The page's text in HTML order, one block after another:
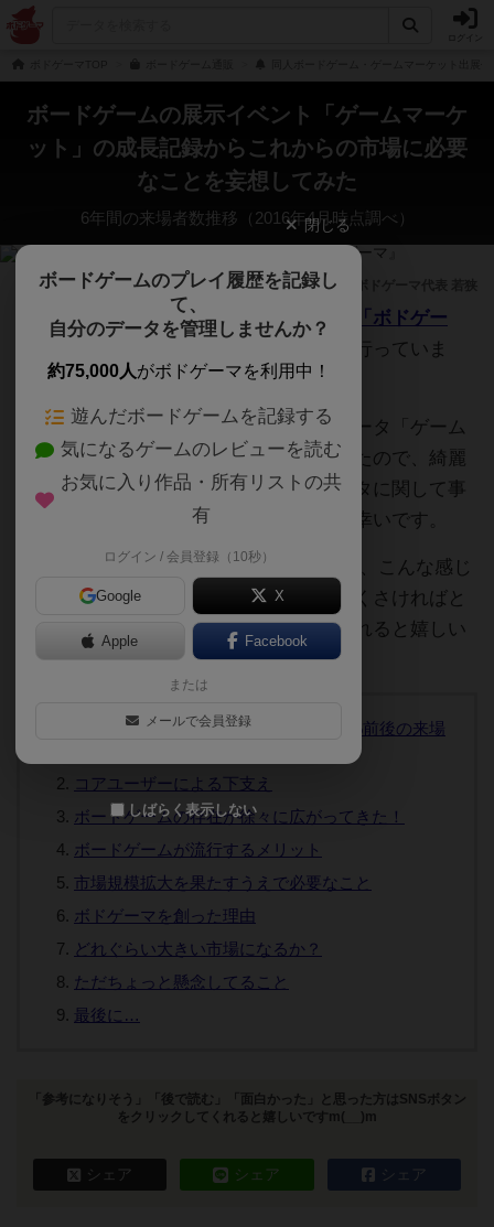
ボードゲームの展示イベント「ゲームマーケ
ット」の成長記録からこれからの市場に必要
なことを妄想してみた
6年間の来場者数推移（2016年4月時点調べ）
2016年4月13日
こんにちわ、
ボードゲームの情報サイト「ボドゲー
の管理人です。訳あって色々調査を行っていま
す。
その流れで飛躍的な成長を遂げているデータ「ゲーム
マーケット来場者数の推移」がまとまったので、綺麗
なグラフに描き起こしてみました。データに関して事
実と異なる部分があればご指摘頂けると幸いです。
今後も有益な情報/有用なまとめがあれば、こんな感じ
で発信していきます。（読むのがめんどくさければと
りあえず画像見てSNSボタンぽちってくれると嬉しい
です…！）
すごい伸び率！各会場は昨対比で130%前後の来場
コアユーザーによる下支え
ボードゲームの存在が徐々に広がってきた！
ボードゲームが流行するメリット
市場規模拡大を果たすうえで必要なこと
ボドゲーマを創った理由
どれぐらい大きい市場になるか？
ただちょっと懸念してること
最後に…
「参考になりそう」「後で読む」「面白かった」と思った方はSNSボタン
をクリックしてくれると嬉しいですm(__)m
シェア シェア シェア
閉じる
ボードゲームのプレイ履歴を記録し
て、
自分のデータを管理しませんか？
約75,000人がボドゲーマを利用中！
遊んだボードゲームを記録する
気になるゲームのレビューを読む
お気に入り作品・所有リストの共
有
ログイン / 会員登録（10秒）
Google X
Apple Facebook
または
メールで会員登録
しばらく表示しない